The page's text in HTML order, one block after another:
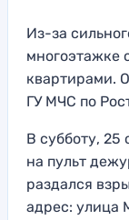
Из-за
многоэтажке
квартирами.
ГУ МЧС по
В субботу, 25
на пульт
раздался
адрес: улица